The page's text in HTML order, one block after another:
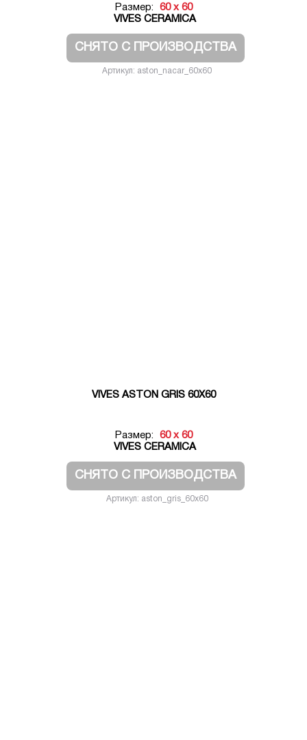
Размер:
60 x 60
VIVES CERAMICA
СНЯТО С ПРОИЗВОДСТВА
Артикул: aston_nacar_60x60
VIVES ASTON GRIS 60X60
Размер:
60 x 60
VIVES CERAMICA
СНЯТО С ПРОИЗВОДСТВА
Артикул: aston_gris_60x60